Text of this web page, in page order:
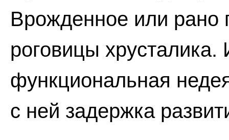
Врожденное или рано
роговицы хрусталика.
функциональная
с ней задержка